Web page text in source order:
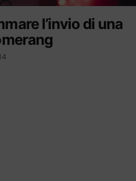
l’invio di una